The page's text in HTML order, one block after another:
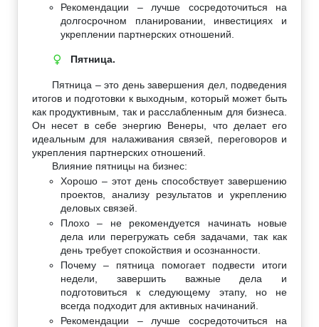
Рекомендации – лучше сосредоточиться на
долгосрочном планировании, инвестициях и
укреплении партнерских отношений.
♀ Пятница.
Пятница – это день завершения дел, подведения
итогов и подготовки к выходным, который может быть
как продуктивным, так и расслабленным для бизнеса.
Он несет в себе энергию Венеры, что делает его
идеальным для налаживания связей, переговоров и
укрепления партнерских отношений.
Влияние пятницы на бизнес:
Хорошо – этот день способствует завершению
проектов, анализу результатов и укреплению
деловых связей.
Плохо – не рекомендуется начинать новые
дела или перегружать себя задачами, так как
день требует спокойствия и осознанности.
Почему – пятница помогает подвести итоги
недели, завершить важные дела и
подготовиться к следующему этапу, но не
всегда подходит для активных начинаний.
Рекомендации – лучше сосредоточиться на